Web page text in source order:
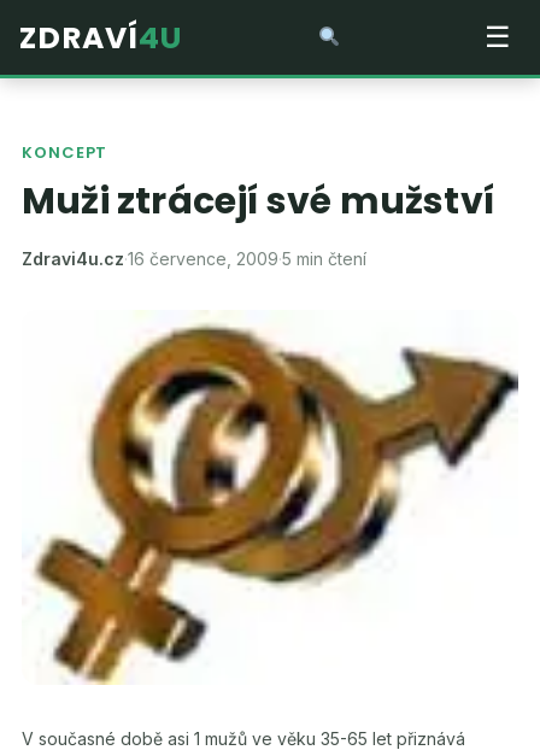
ZDRAVÍ4U ☰
KONCEPT
Muži ztrácejí své mužství
Zdravi4u.cz·16 července, 2009·5 min čtení
V současné době asi 1 mužů ve věku 35-65 let přiznává